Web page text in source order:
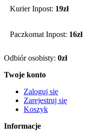
Kurier Inpost: 19zł
Paczkomat Inpost: 16zł
Odbiór osobisty: 0zł
Twoje konto
Zaloguj się
Zarejestruj się
Koszyk
Informacje